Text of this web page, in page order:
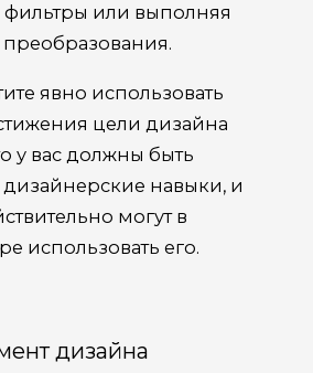
или выполняя
явно использовать
цели дизайна
у вас должны быть
навыки, и
могут в
использовать его.
дизайна